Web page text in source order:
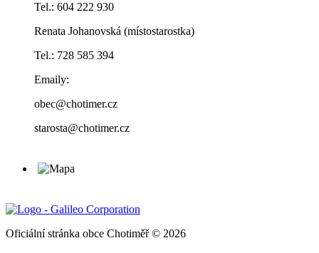
Tel.: 604 222 930
Renata Johanovská (místostarostka)
Tel.: 728 585 394
Emaily:
obec@chotimer.cz
starosta@chotimer.cz
Oficiální stránka obce Chotiměř © 2026